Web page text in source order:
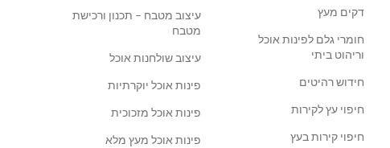
דקים מעץ
חומרי גלם לפינות אוכל
וריהוט ביתי
חידוש רהיטים
חיפוי עץ לקירות
חיפוי קירות בעץ
עיצוב מטבח – תכנון ורכישת
מטבח
עיצוב שולחנות אוכל
פינות אוכל יוקרתיות
פינות אוכל מזכוכית
פינות אוכל מעץ מלא